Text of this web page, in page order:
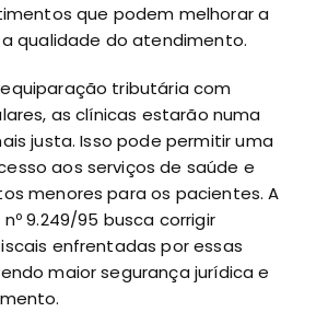
que podem melhorar a
qualidade do atendimento.
tributária com
as clínicas estarão numa
justa. Isso pode permitir uma
aos serviços de saúde e
menores para os pacientes. A
9.249/95 busca corrigir
enfrentadas por essas
maior segurança jurídica e